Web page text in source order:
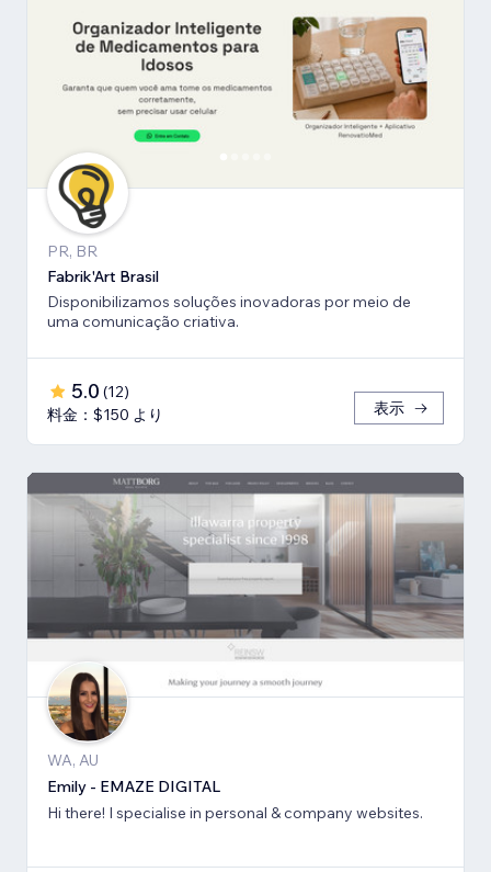
PR, BR
Fabrik'Art Brasil
Disponibilizamos soluções inovadoras por meio de
uma comunicação criativa.
5.0 (12)
料金：$150 より
表示
WA, AU
Emily - EMAZE DIGITAL
Hi there! I specialise in personal & company websites.